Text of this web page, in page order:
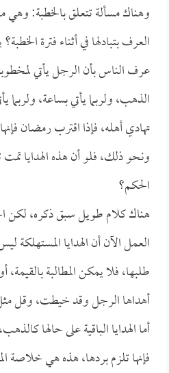
وهناك مسألة تتعلق بالخطبة: وهي
العرف بتبادلها في أثناء فترة
عرف الناس بأن الرجل يأتي
الذهب، ولربما يأتي بساعة،
تهادي أهله، فإذا اقترب رمضان
ونحو ذلك، فلو أن هذه الهدايا
الحكم؟
هناك كلام طويل سبق ذكره، لكن
العمل الآن أن الهدايا المستهلكة
طلبها، فلا يمكن المطالبة
أهداها الرجل وقد خيطت، وقل
أما الهدايا الباقية على حالها
فإنها تلزم بردها، هذه هي خلاصة